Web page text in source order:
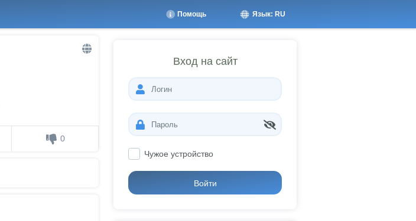
Язык: RU
Помощь
0
Вход на сайт
Чужое устройство
Войти